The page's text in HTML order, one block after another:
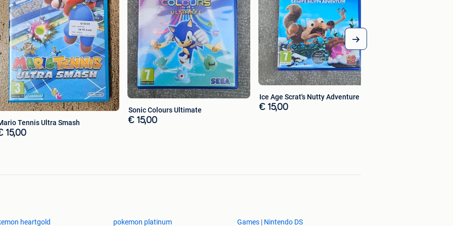
spel:
euro
Tennis Ultra Smash
15,00
Sonic Colours Ultimate
€ 15,00
Ice Age Scrat's Nutty Adventure
€ 15,00
heartgold pokemon platinum
Games | Nintendo DS